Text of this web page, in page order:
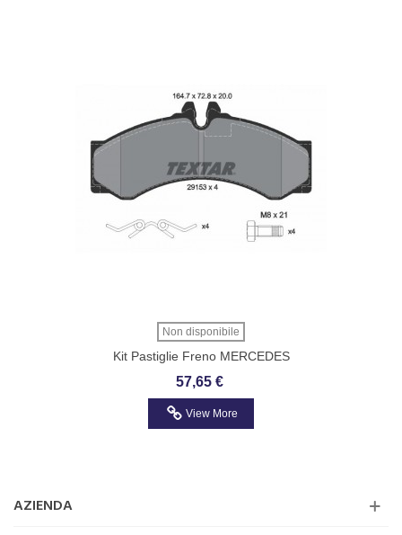
Non disponibile
Kit Pastiglie Freno MERCEDES
SPRINTER TEXTAR 2915301
57,65 €
View More
AZIENDA